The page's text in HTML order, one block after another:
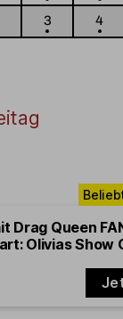
3 4
Drag Queen
Olivias Show